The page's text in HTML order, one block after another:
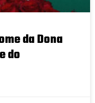
da Dona
do